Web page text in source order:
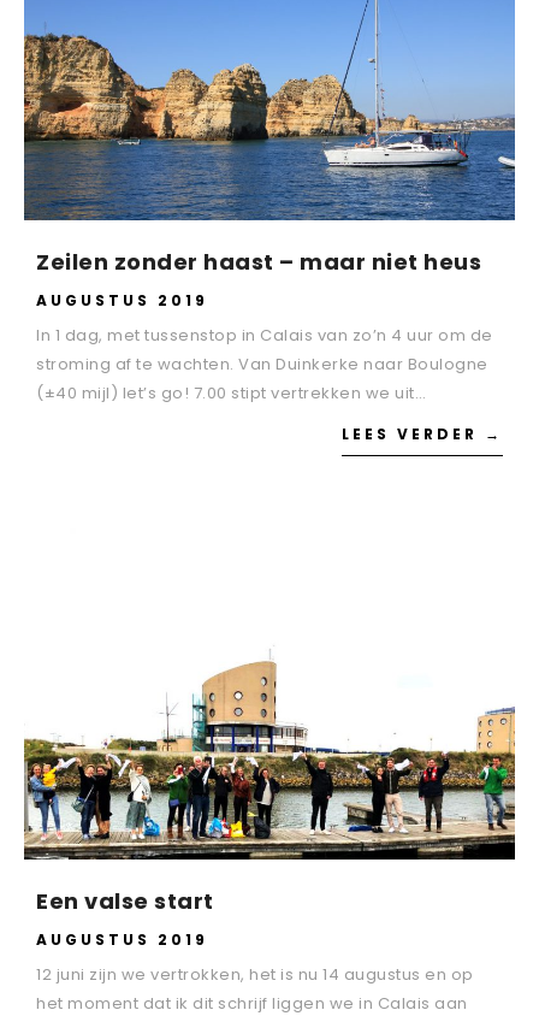
Zeilen zonder haast – maar niet heus
AUGUSTUS 2019
In 1 dag, met tussenstop in Calais van zo’n 4 uur om de
stroming af te wachten. Van Duinkerke naar Boulogne
(±40 mijl) let’s go! 7.00 stipt vertrekken we uit…
LEES VERDER →
Een valse start
AUGUSTUS 2019
12 juni zijn we vertrokken, het is nu 14 augustus en op
het moment dat ik dit schrijf liggen we in Calais aan